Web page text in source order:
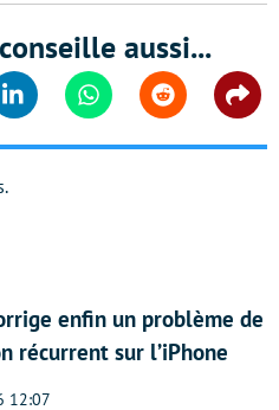
aussi...
Linkedin WhatsappReddit
enfin un problème de
récurrent sur l’iPhone
12:07